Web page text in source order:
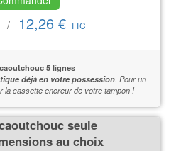
/ 12,26 € TTC
5 lignes
déjà en votre possession. Pour un
la cassette encreur de votre tampon !
seule
au choix